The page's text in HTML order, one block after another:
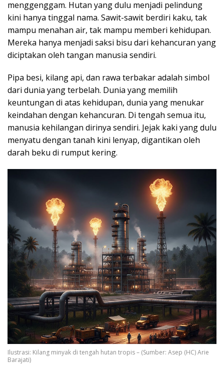
menggenggam. Hutan yang dulu menjadi pelindung
kini hanya tinggal nama. Sawit-sawit berdiri kaku, tak
mampu menahan air, tak mampu memberi kehidupan.
Mereka hanya menjadi saksi bisu dari kehancuran yang
diciptakan oleh tangan manusia sendiri.
Pipa besi, kilang api, dan rawa terbakar adalah simbol
dari dunia yang terbelah. Dunia yang memilih
keuntungan di atas kehidupan, dunia yang menukar
keindahan dengan kehancuran. Di tengah semua itu,
manusia kehilangan dirinya sendiri. Jejak kaki yang dulu
menyatu dengan tanah kini lenyap, digantikan oleh
darah beku di rumput kering.
Ilustrasi: Kilang minyak di tengah hutan tropis – (Sumber: Asep (HC) Arie
Barajati)